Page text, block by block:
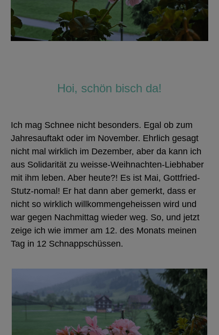
Hoi, schön bisch da!
Ich mag Schnee nicht besonders. Egal ob zum
Jahresauftakt oder im November. Ehrlich gesagt
nicht mal wirklich im Dezember, aber da kann ich
aus Solidarität zu weisse-Weihnachten-Liebhaber
mit ihm leben. Aber heute?! Es ist Mai, Gottfried-
Stutz-nomal! Er hat dann aber gemerkt, dass er
nicht so wirklich willkommengeheissen wird und
war gegen Nachmittag wieder weg. So, und jetzt
zeige ich wie immer am 12. des Monats meinen
Tag in 12 Schnappschüssen.